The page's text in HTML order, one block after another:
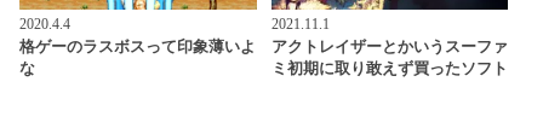
2020.4.4
格ゲーのラスボスって印象薄いよ
な
2021.11.1
アクトレイザーとかいうスーファ
ミ初期に取り敢えず買ったソフト